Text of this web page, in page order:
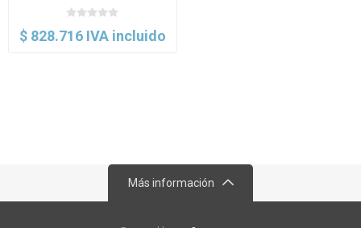
$ 828.716 IVA incluido
Más información